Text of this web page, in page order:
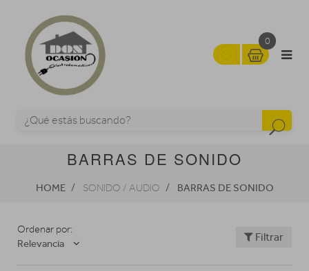
0
BARRAS DE SONIDO
HOME SONIDO / AUDIO BARRAS DE SONIDO
Ordenar por:
Relevancia
Filtrar